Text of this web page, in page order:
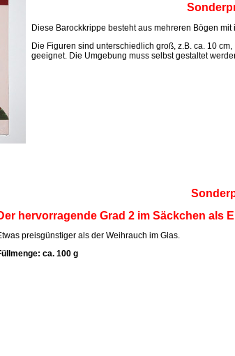
Diese Barockkrippe besteht aus mehreren Bögen
Die Figuren sind unterschiedlich groß, z.B. ca. 10
geeignet. Die Umgebung muss selbst gestaltet
hervorragende Grad 2 im Säckchen als
preisgünstiger als der Weihrauch im Glas.
ca. 100 g